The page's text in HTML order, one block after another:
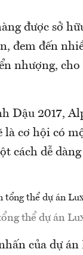
được sở
đem đến
nhượng,
Dậu 2017,
cơ hội có
cách dễ
thể dự án
của dự